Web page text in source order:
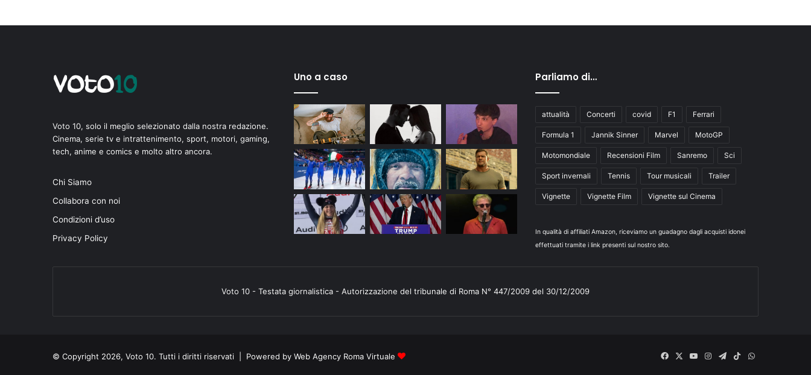
Voto 10, solo il meglio selezionato dalla nostra redazione.
Cinema, serie tv e intrattenimento, sport, motori, gaming,
tech, anime e comics e molto altro ancora.
Chi Siamo
Collabora con noi
Condizioni d’uso
Privacy Policy
Uno a caso Parliamo di…
attualità Concerti covid F1 Ferrari
Formula 1 Jannik Sinner Marvel MotoGP
Motomondiale Recensioni Film Sanremo Sci
Sport invernali Tennis Tour musicali Trailer
Vignette Vignette Film Vignette sul Cinema
In qualità di affiliati Amazon, riceviamo un guadagno dagli acquisti idonei
effettuati tramite i link presenti sul nostro sito.
Voto 10 - Testata giornalistica - Autorizzazione del tribunale di Roma N° 447/2009 del 30/12/2009
© Copyright 2026, Voto 10. Tutti i diritti riservati | Powered by Web Agency Roma Virtuale Facebook
X
YouInstagram
Telegram
TikTokWhatsApp